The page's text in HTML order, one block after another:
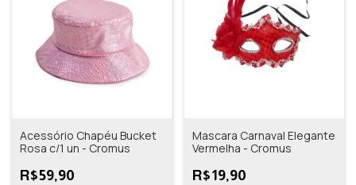
Acessório Chapéu Bucket
Rosa c/1 un - Cromus
R$59,90
Mascara Carnaval Elegante
Vermelha - Cromus
R$19,90